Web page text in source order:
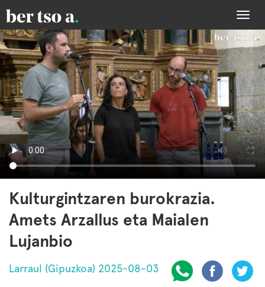
Kulturgintzaren burokrazia.
Amets Arzallus eta Maialen
Lujanbio
Larraul (Gipuzkoa) 2025-08-03